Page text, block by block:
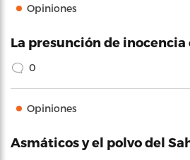
Opiniones
La presunción de
0
Opiniones
Asmáticos y el polvo del